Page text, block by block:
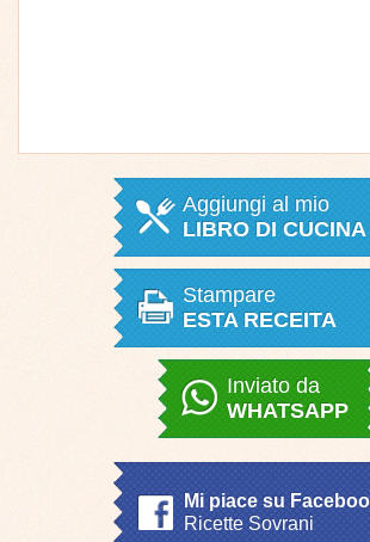
Aggiungi al mio
LIBRO DI CUCINA
Stampare
ESTA RECEITA
Inviato da
WHATSAPP
Mi piace su
Ricette Sovrani